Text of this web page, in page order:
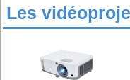
Les